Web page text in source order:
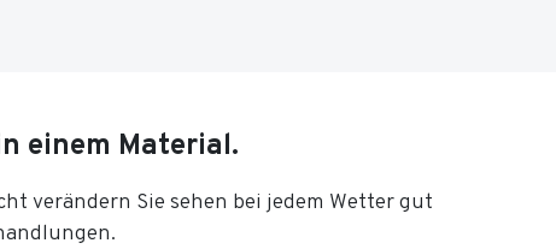
einem Material.
verändern Sie sehen bei jedem Wetter gut